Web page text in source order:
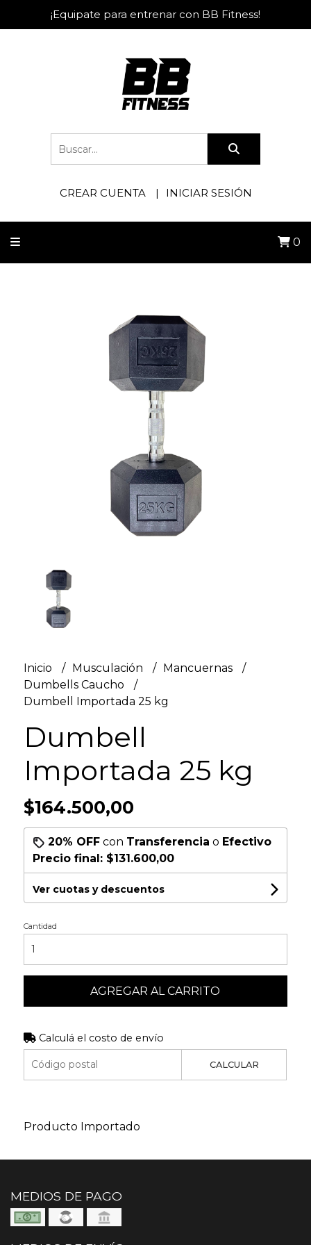
¡Equipate para entrenar con BB Fitness!
CREAR CUENTA INICIAR SESIÓN
0
Inicio Musculación
Mancuernas
Dumbells Caucho
Dumbell Importada 25 kg
Dumbell
Importada 25 kg
$164.500,00
20% OFFcon Transferencia o Efectivo
Precio final: $131.600,00
Ver cuotas y descuentos
Cantidad
AGREGAR AL CARRITO
Calculá el costo de envío
CALCULAR
Producto Importado
MEDIOS DE PAGO